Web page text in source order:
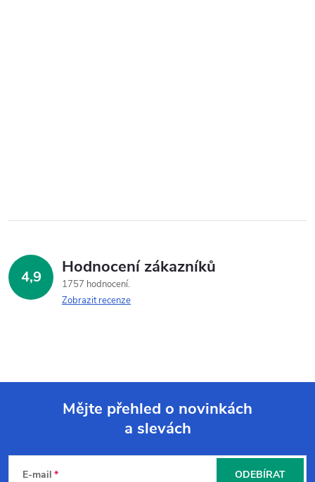
4,9 Hodnocení zákazníků
1757 hodnocení
Zobrazit recenze
Mějte přehled o novinkách
a slevách
E-mail ODEBÍRAT